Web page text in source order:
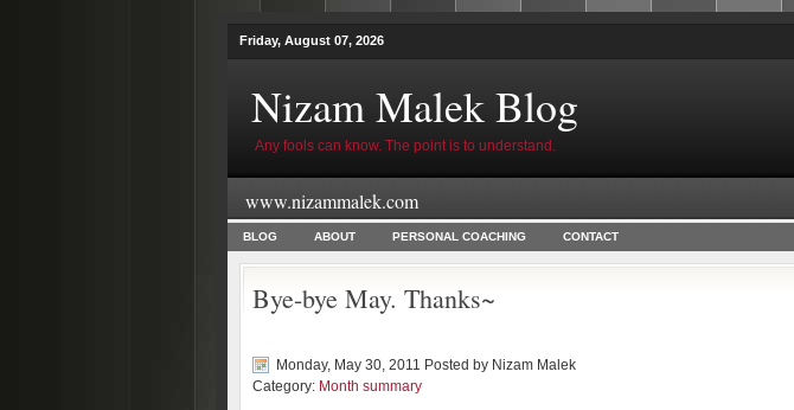
Friday, August 07, 2026
Nizam Malek Blog
Any fools can know. The point is to understand.
www.nizammalek.com
BLOG ABOUT PERSONAL COACHING CONTACT
Bye-bye May. Thanks~
Monday, May 30, 2011 Posted by Nizam Malek
Category: Month summary